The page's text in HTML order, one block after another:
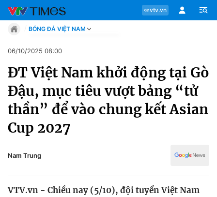
vtv.vn
Chuyên mục
Tin tức
Move
Phong cách
BÓNG ĐÁ VIỆT NAM
Move
Phong cách
Chân dung
Sự kiện
Bóng đá
Các môn khác
Bên lề
06/10/2025 08:00
ĐT Việt Nam khởi động tại Gò
Đậu, mục tiêu vượt bảng “tử
thần” để vào chung kết Asian
Cup 2027
Nam Trung
VTV.vn - Chiều nay (5/10), đội tuyển Việt Nam